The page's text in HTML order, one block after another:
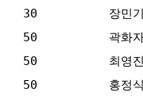
30 장민기
50 곽화
50 최영진
50 홍정식